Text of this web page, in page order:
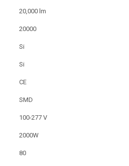
20,000 lm
20000
Si
Si
CE
SMD
100-277 V
2000W
80